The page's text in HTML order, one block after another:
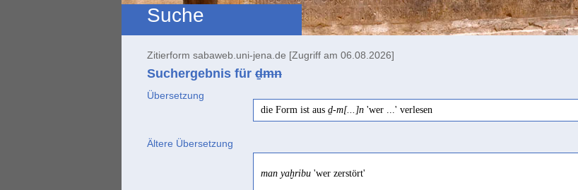
Suche
Zitierform sabaweb.uni-jena.de [Zugriff am 06.08.2026]
Suchergebnis für ḏmn
Übersetzung
die Form ist aus ḏ-m[...]n 'wer ...' verlesen
Ältere Übersetzung
man yaḫribu 'wer zerstört'